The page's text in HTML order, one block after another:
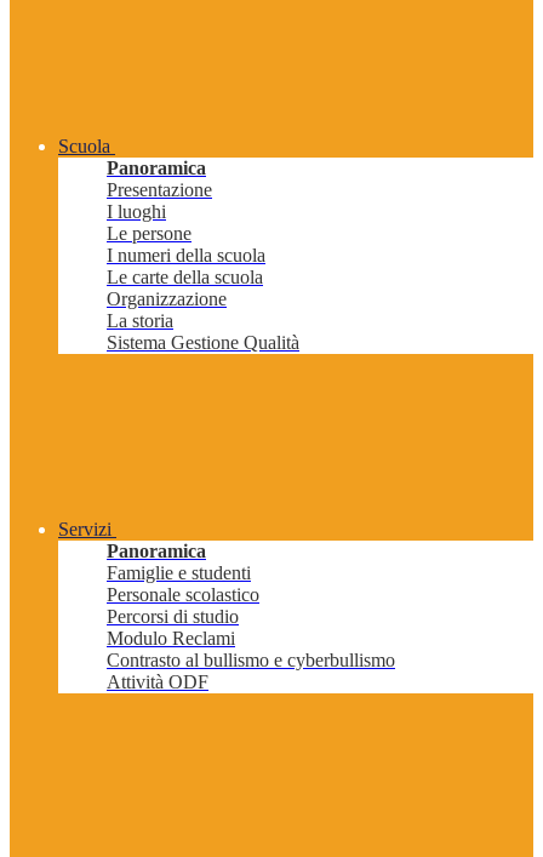
Scuola
Panoramica
Presentazione
I luoghi
Le persone
I numeri della scuola
Le carte della scuola
Organizzazione
La storia
Sistema Gestione Qualità
Servizi
Panoramica
Famiglie e studenti
Personale scolastico
Percorsi di studio
Modulo Reclami
Contrasto al bullismo e cyberbullismo
Attività ODF